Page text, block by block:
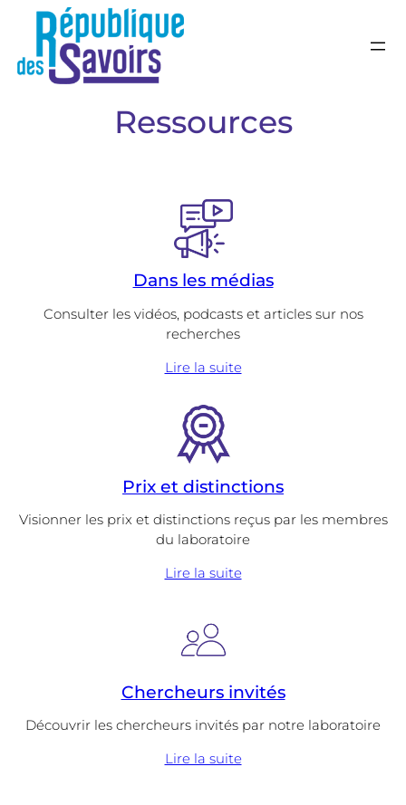
République
Laboratoire transdisciplinaire du
Ressources
Dans les médias
Consulter les vidéos, podcasts et articles sur nos
recherches
Lire la suite
Prix et distinctions
Visionner les prix et distinctions reçus par les membres
du laboratoire
Lire la suite
Chercheurs invités
Découvrir les chercheurs invités par notre laboratoire
Lire la suite